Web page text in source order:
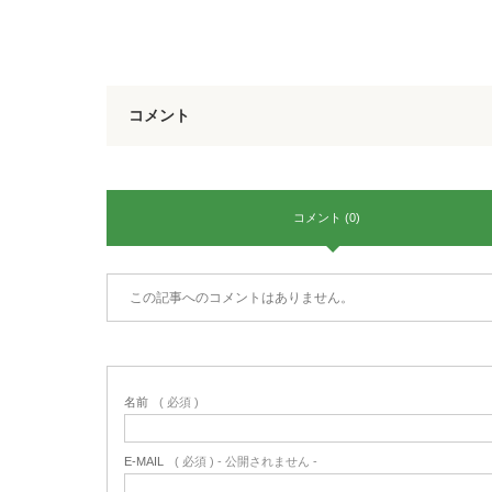
コメント
コメント (0)
この記事へのコメントはありません。
名前 ( 必須 )
E-MAIL ( 必須 ) - 公開されません -